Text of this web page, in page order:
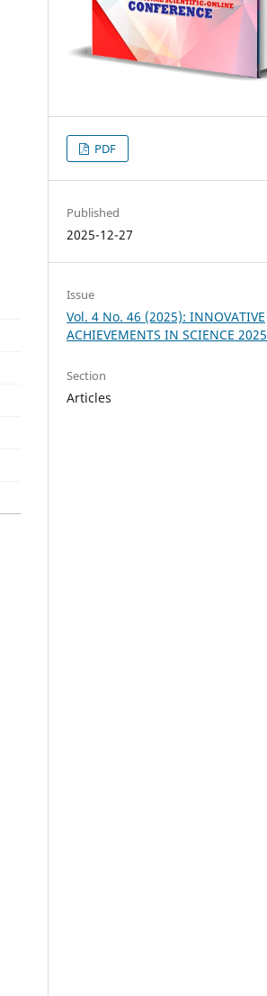
PDF
Published
2025-12-27
Issue
Vol. 4 No. 46 (2025): INNOVATIVE
ACHIEVEMENTS IN SCIENCE 2025
Section
Articles